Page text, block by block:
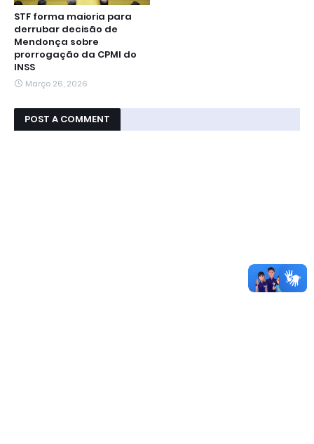
STF forma maioria para
derrubar decisão de
Mendonça sobre
prorrogação da CPMI do
INSS
Março 26, 2026
POST A COMMENT